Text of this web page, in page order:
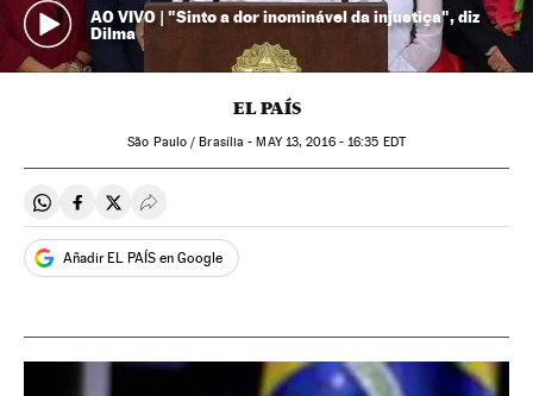
AO VIVO | "Sinto a dor inominável da injustiça", diz
Dilma
EL PAÍS
São Paulo / Brasília -MAY13, 2016 - 16:35 EDT
Compartir en Whatsapp
Compartir en Facebook
Compartir en Twitter
Desplegar Redes Sociales
Añadir EL PAÍS en Google